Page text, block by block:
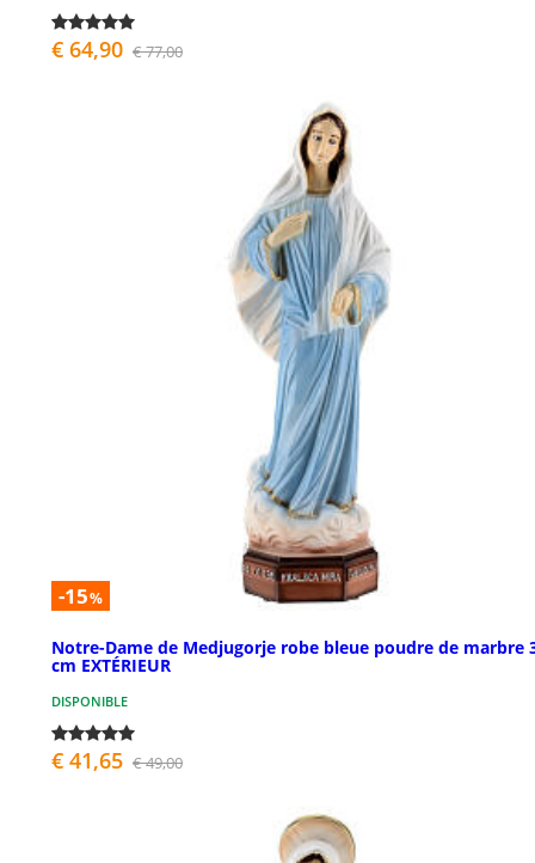
€ 64,90 € 77,00
-15%
Notre-Dame de Medjugorje robe bleue poudre de marbre
cm EXTÉRIEUR
DISPONIBLE
€ 41,65 € 49,00